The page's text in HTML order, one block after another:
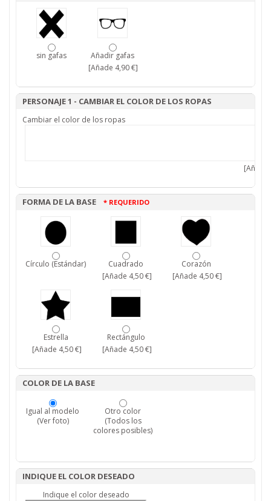
sin gafas
Añadir gafas
[Añade 4,90 €]
PERSONAJE 1 - CAMBIAR EL COLOR DE LOS ROPAS
Cambiar el color de los ropas
[Añade
FORMA DE LA BASE * REQUERIDO
Círculo (Estándar)
Cuadrado
[Añade 4,50 €]
Corazón
[Añade 4,50 €]
Estrella
[Añade 4,50 €]
Rectángulo
[Añade 4,50 €]
COLOR DE LA BASE
Igual al modelo
(Ver foto)
Otro color
(Todos los
colores posibles)
INDIQUE EL COLOR DESEADO
Indique el color deseado